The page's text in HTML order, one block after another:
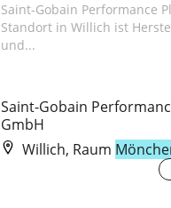
Saint-Gobain Performance
Standort in Willich ist
und...
Saint-Gobain
GmbH
Willich, Raum